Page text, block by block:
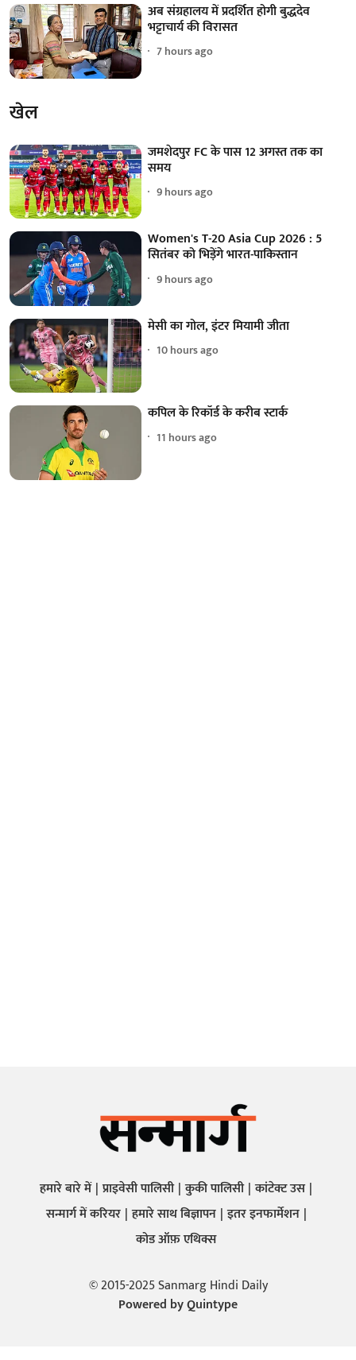
अब संग्रहालय में प्रदर्शित होगी बुद्धदेव
भट्टाचार्य की विरासत
7 hours ago
खेल
जमशेदपुर FC के पास 12 अगस्त तक का
समय
9 hours ago
Women's T-20 Asia Cup 2026 : 5
सितंबर को भिड़ेंगे भारत-पाकिस्तान
9 hours ago
मेसी का गोल, इंटर मियामी जीता
10 hours ago
कपिल के रिकॉर्ड के करीब स्टार्क
11 hours ago
हमारे बारे में प्राइवेसी पालिसी कुकी पालिसी कांटेक्ट उस
सन्मार्ग में करियर हमारे साथ बिज्ञापन इतर इनफार्मेशन
कोड ऑफ़ एथिक्स
© 2015-2025 Sanmarg Hindi Daily
Powered byQuintype